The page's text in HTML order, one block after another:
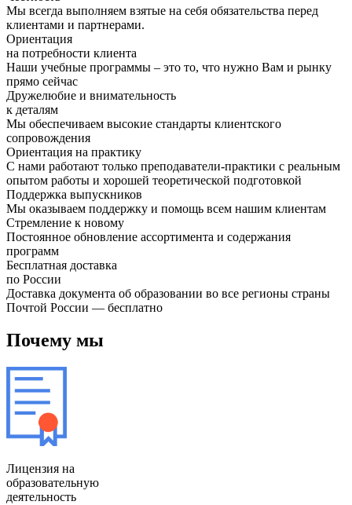
Мы всегда выполняем взятые на себя обязательства перед
клиентами и партнерами.
Ориентация
на потребности клиента
Наши учебные программы – это то, что нужно Вам и рынку
прямо сейчас
Дружелюбие и внимательность
к деталям
Мы обеспечиваем высокие стандарты клиентского
сопровождения
Ориентация на практику
С нами работают только преподаватели-практики с реальным
опытом работы и хорошей теоретической подготовкой
Поддержка выпускников
Мы оказываем поддержку и помощь всем нашим клиентам
Cтремление к новому
Постоянное обновление ассортимента и содержания
программ
Бесплатная доставка
по России
Доставка документа об образовании во все регионы страны
Почтой России — бесплатно
Почему мы
Лицензия на
образовательную
деятельность